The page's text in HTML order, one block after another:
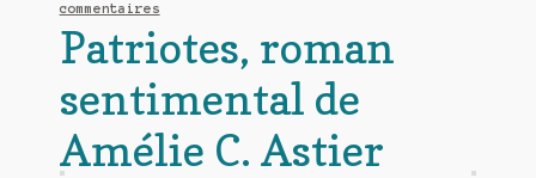
Sans retour
Une baffe et ça repart
commentaires
Patriotes, roman
sentimental de
Amélie C. Astier